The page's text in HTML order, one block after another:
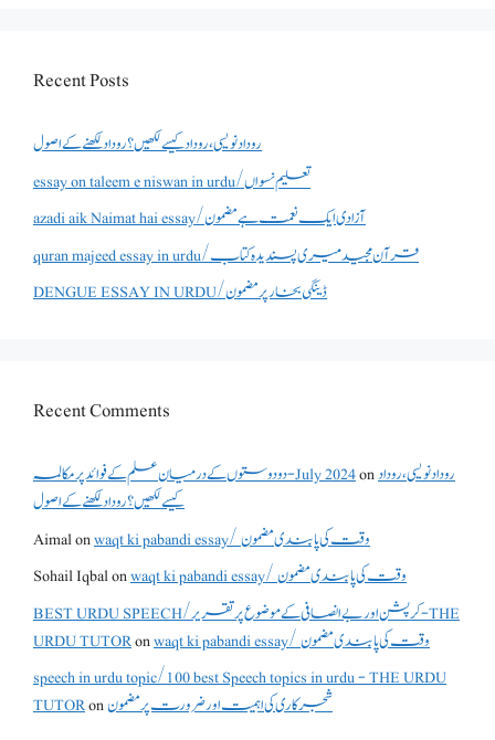
Recent Posts
روداد نویسی ،روداد کیسے لکھیں؟ روداد لکھنے کے اصول
essay on taleem e niswan in urdu/تعلیم نسواں
azadi aik Naimat hai essay/آزادی ایک نعمت ہے مضمون
quran majeed essay in urdu/قرآن مجید میری پسندیدہ کتاب
DENGUE ESSAY IN URDU/ڈینگی بخار پر مضمون
Recent Comments
دو دوستوں کے درمیان علم کے فوائد پر مکالمہ - July 2024onروداد نویسی ،روداد
کیسے لکھیں؟ روداد لکھنے کے اصول
Aimalon
waqt ki pabandi essay/ وقت کی پابندی مضمون
Sohail Iqbalon
waqt ki pabandi essay/ وقت کی پابندی مضمون
BEST URDU SPEECH/کرپشن اور بے انصافی کے موضوع پر تقریر - THE
URDU TUTORon
waqt ki pabandi essay/ وقت کی پابندی مضمون
speech in urdu topic/100 best Speech topics in urdu - THE URDU
TUTORonشجرکاری کی اہمیت اور ضرورت پر مضمون